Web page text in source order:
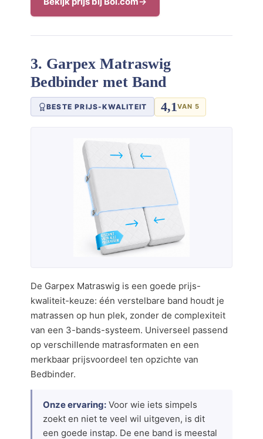
3. Garpex Matraswig
Bedbinder met Band
BESTE PRIJS-KWALITEIT 4,1VAN 5
De Garpex Matraswig is een goede prijs-
kwaliteit-keuze: één verstelbare band houdt je
matrassen op hun plek, zonder de complexiteit
van een 3-bands-systeem. Universeel passend
op verschillende matrasformaten en een
merkbaar prijsvoordeel ten opzichte van
Bedbinder.
Onze ervaring: Voor wie iets simpels
zoekt en niet te veel wil uitgeven, is dit
een goede instap. De ene band is meestal